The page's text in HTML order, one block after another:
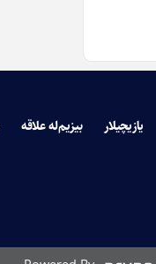
یازیچیلار بیزیم‌له علاقه